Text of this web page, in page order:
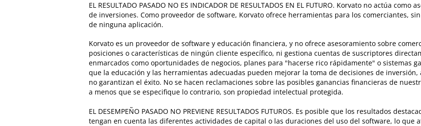
EL RESULTADO PASADO NO ES INDICADOR DE RESULTADOS EN EL FUTURO. Korvato no actúa
de inversiones. Como proveedor de software, Korvato ofrece herramientas para los comerciantes,
de ninguna aplicación.
Korvato es un proveedor de software y educación financiera, y no ofrece asesoramiento sobre
posiciones o características de ningún cliente específico, ni gestiona cuentas de suscriptores
enmarcados como oportunidades de negocios, planes para "hacerse rico rápidamente" o sistemas
que la educación y las herramientas adecuadas pueden mejorar la toma de decisiones de
no garantizan el éxito. No se hacen reclamaciones sobre las posibles ganancias financieras de
a menos que se especifique lo contrario, son propiedad intelectual protegida.
EL DESEMPEÑO PASADO NO PREVIENE RESULTADOS FUTUROS. Es posible que los resultados
tengan en cuenta las diferentes actividades de capital o las duraciones del uso del software, lo que